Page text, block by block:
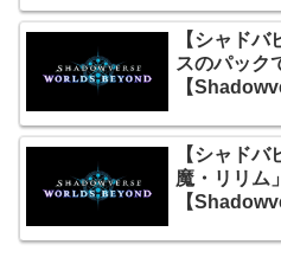
【シャド
スのパック
【
【シャド
魔・リリム
【